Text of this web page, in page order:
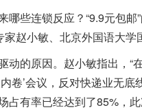
些连锁反应？“9.9元包邮
赵小敏、北京外国语大学
的原因。赵小敏指出，“
卷’会议，反对快递业无
占有率已经达到了85%，